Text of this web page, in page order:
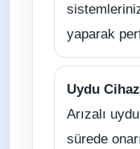
yaparak
Uydu
Arızalı
sürede